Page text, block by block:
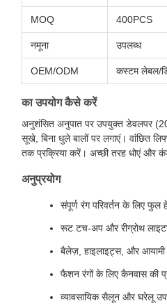
MOQ 400PCS
नमूना उपलब्ध
OEM/ODM कस्टम लेबल/
का उपयोग कैसे करें
अनुशंसित अनुपात पर उपयुक्त डेवलपर
सूखे, बिना धुले बालों पर लगाएं। वांछित
तक प्रक्रिया करें। अच्छी तरह धोएं और
अनुप्रयोग
संपूर्ण रंग परिवर्तन के लिए फुल
रूट टच-अप और रीग्रोथ
बैलेज़, हाइलाइट्स, और
फैशन रंगों के लिए कैनवास की
व्यावसायिक सैलून और घरेलू